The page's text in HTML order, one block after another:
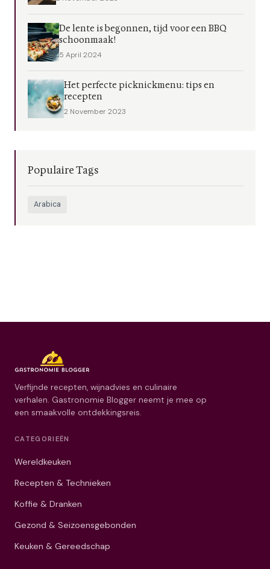
De lente is begonnen, tijd voor een BBQ
schoonmaak!
5 April 2024
Het perfecte picknickmenu: tips en
recepten
2 November 2023
Populaire Tags
Arabica
Verfijnde recepten, wijnadvies en culinaire
verhalen. Gastronomie Blogger neemt je mee op
een smaakvolle ontdekkingsreis.
CATEGORIEËN
Wereldkeuken
Recepten & Technieken
Koffie & Dranken
Gezond & Seizoensgebonden
Keuken & Gereedschap